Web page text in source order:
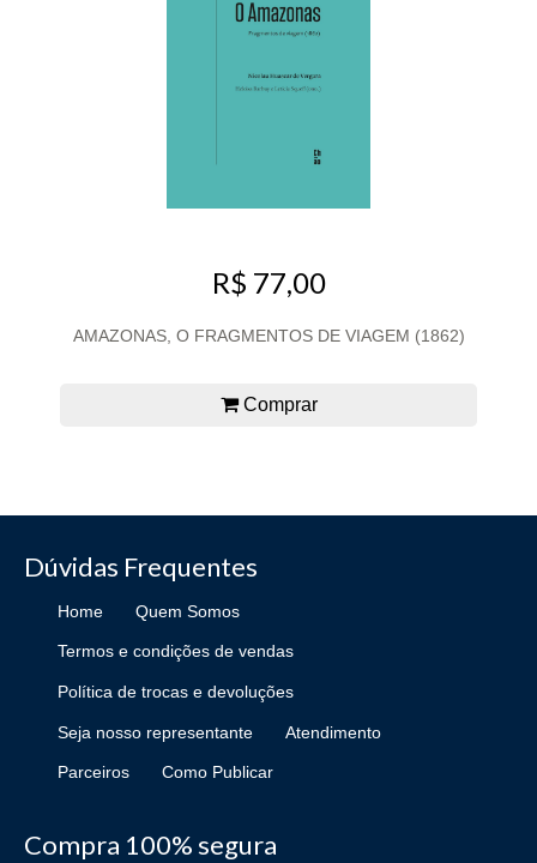
R$ 77,00
AMAZONAS, O FRAGMENTOS DE VIAGEM (1862)
Comprar
Dúvidas Frequentes
Home Quem Somos
Termos e condições de vendas
Política de trocas e devoluções
Seja nosso representante Atendimento
Parceiros Como Publicar
Compra 100% segura